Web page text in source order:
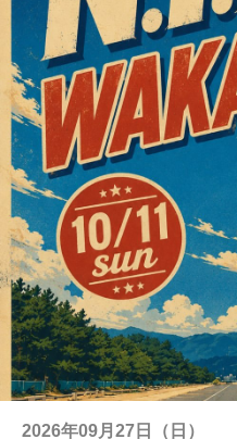
2026年09月27日（日）